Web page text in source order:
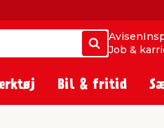
Søg
Søg
Avisen
Job &
Bil & fritid